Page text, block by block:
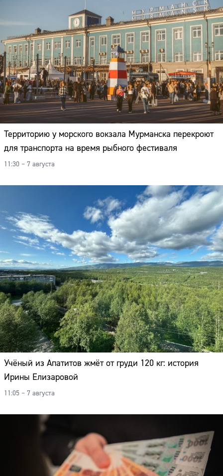
Территорию у морского вокзала Мурманска перекроют
для транспорта на время рыбного фестиваля
11:30 – 7 августа
Учёный из Апатитов жмёт от груди 120 кг: история
Ирины Елизаровой
11:05 – 7 августа
Сайт: